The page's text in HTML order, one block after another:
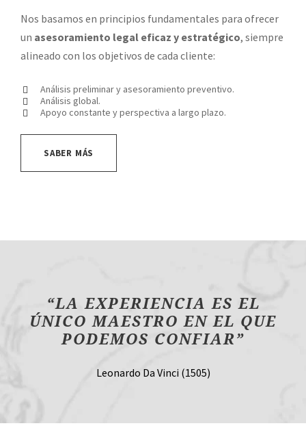
Nos basamos en principios fundamentales para ofrecer
un asesoramiento legal eficaz y estratégico, siempre
alineado con los objetivos de cada cliente:
Análisis preliminar y asesoramiento preventivo.
Análisis global.
Apoyo constante y perspectiva a largo plazo.
SABER MÁS
“LA EXPERIENCIA ES EL
ÚNICO MAESTRO EN EL QUE
PODEMOS CONFIAR”
Leonardo Da Vinci (1505)